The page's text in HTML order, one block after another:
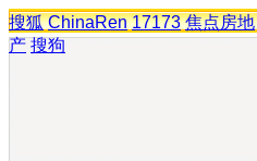
搜狐 ChinaRen 17173 焦点房地
产 搜狗